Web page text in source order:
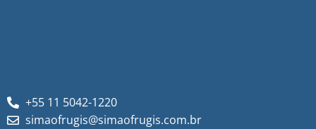
+55 11 5042-1220
simaofrugis@simaofrugis.com.br